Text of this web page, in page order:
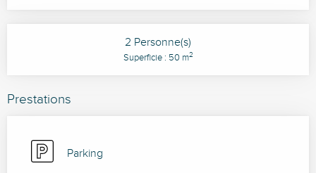
2 Personne(s)
Superficie : 50 m2
Prestations
Parking